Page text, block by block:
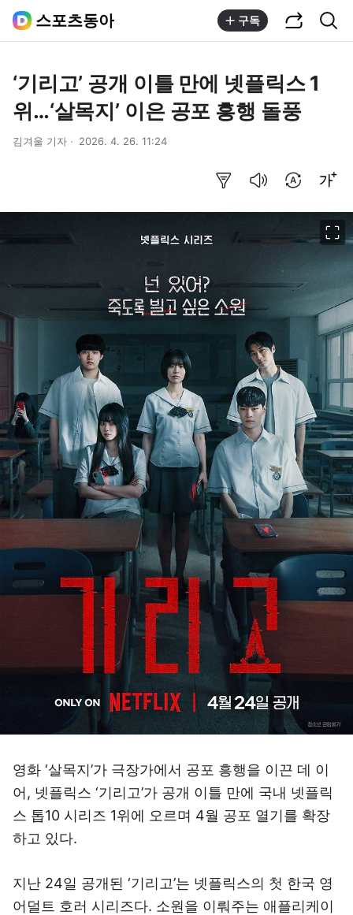
스포츠동아 구독
‘기리고’ 공개 이틀 만에 넷플릭스 1
위…‘살목지’ 이은 공포 흥행 돌풍
김겨울 기자 2026. 4. 26. 11:24
영화 ‘살목지’가 극장가에서 공포 흥행을 이끈 데 이
어, 넷플릭스 ‘기리고’가 공개 이틀 만에 국내 넷플릭
스 톱10 시리즈 1위에 오르며 4월 공포 열기를 확장
하고 있다.
지난 24일 공개된 ‘기리고’는 넷플릭스의 첫 한국 영
어덜트 호러 시리즈다. 소원을 이뤄주는 애플리케이